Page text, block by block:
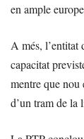
en ample
A més, l’entitat
capacitat
mentre que nou
d’un tram de la